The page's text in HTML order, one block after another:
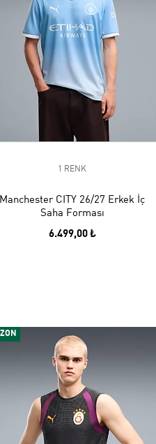
1 RENK
Manchester CITY 26/27 Erkek İç
Saha Forması
6.499,00 ₺